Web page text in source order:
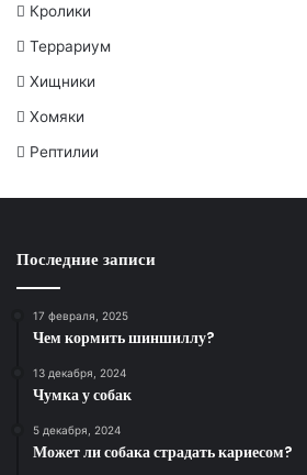
Кролики
Террариум
Хищники
Хомяки
Рептилии
Последние записи
17 февраля, 2025
Чем кормить шиншиллу?
13 декабря, 2024
Чумка у собак
5 декабря, 2024
Может ли собака страдать кариесом?